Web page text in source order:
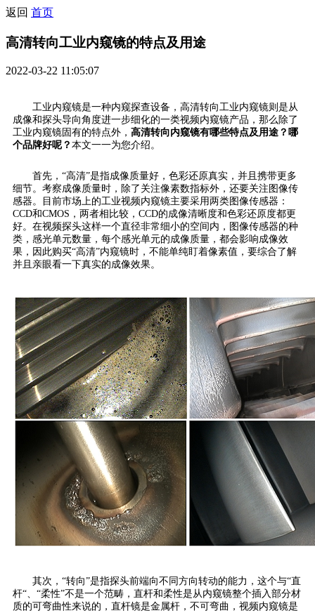
返回 首页
高清转向工业内窥镜的特点及用途
2022-03-22 11:05:07
工业内窥镜是一种内窥探查设备，高清转向工业内窥镜则是从
成像和探头导向角度进一步细化的一类视频内窥镜产品，那么除了
工业内窥镜固有的特点外， 高清转向内窥镜有哪些特点及用途？哪
个品牌好呢？ 本文一一为您介绍。
首先，“高清”是指成像质量好，色彩还原真实，并且携带更多
细节。考察成像质量时，除了关注像素数指标外，还要关注图像传
感器。目前市场上的工业视频内窥镜主要采用两类图像传感器：
CCD和CMOS，两者相比较，CCD的成像清晰度和色彩还原度都更
好。在视频探头这样一个直径非常细小的空间内，图像传感器的种
类，感光单元数量，每个感光单元的成像质量，都会影响成像效
果，因此购买“高清”内窥镜时，不能单纯盯着像素值，要综合了解
并且亲眼看一下真实的成像效果。
其次，“转向”是指探头前端向不同方向转动的能力，这个与“直
杆“、“柔性”不是一个范畴，直杆和柔性是从内窥镜整个插入部分材
质的可弯曲性来说的，直杆镜是金属杆，不可弯曲，视频内窥镜是